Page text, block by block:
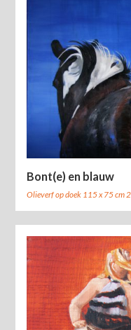
Bont(e) en blauw
Olieverf op doek 115 x 75 cm